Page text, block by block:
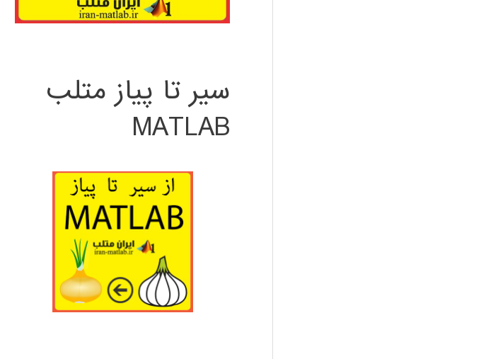
سیر تا پیاز متلب
MATLAB